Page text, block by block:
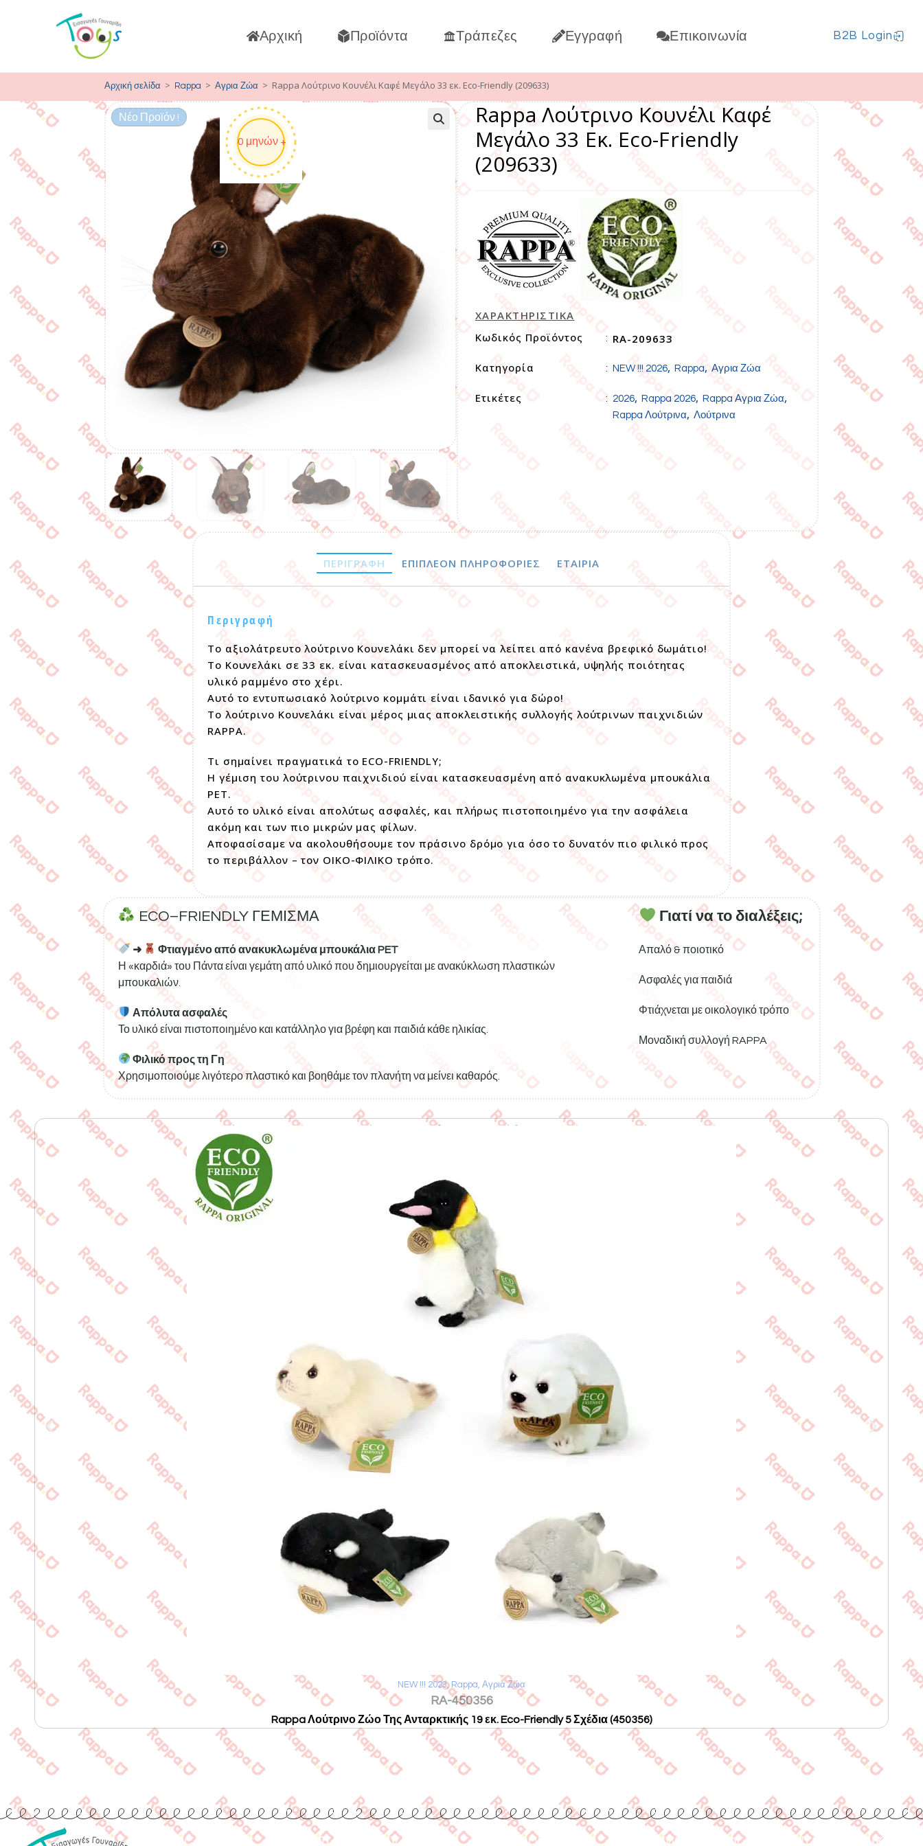
Αρχική Προϊόντα Τράπεζες Εγγραφή Επικοινωνία B2B Login
Αρχική σελίδα > Rappa > Αγρια Ζώα > Rappa Λούτρινο Κουνέλι Καφέ Μεγάλο 33 εκ. Eco-Friendly (209633)
0 μηνών +
Νέο Προϊόν !
Rappa Λούτρινο Κουνέλι Καφέ
Μεγάλο 33 Εκ. Eco-Friendly
(209633)
ΧΑΡΑΚΤΗΡΙΣΤΙΚΑ
Κωδικός Προϊόντος
: RA-209633
Κατηγορία : NEW !!! 2026, Rappa, Αγρια Ζώα
Ετικέτες : 2026, Rappa 2026, Rappa Αγρια Ζώα,
Rappa Λούτρινα, Λούτρινα
ΠΕΡΙΓΡΑΦΉ ΕΠΙΠΛΈΟΝ ΠΛΗΡΟΦΟΡΊΕΣ ΕΤΑΙΡΊΑ
Περιγραφή
Το αξιολάτρευτο λούτρινο Κουνελάκι δεν μπορεί να λείπει από κανένα βρεφικό δωμάτιο!
Το Κουνελάκι σε 33 εκ. είναι κατασκευασμένος από αποκλειστικά, υψηλής ποιότητας
υλικό ραμμένο στο χέρι.
Αυτό το εντυπωσιακό λούτρινο κομμάτι είναι ιδανικό για δώρο!
Το λούτρινο Κουνελάκι είναι μέρος μιας αποκλειστικής συλλογής λούτρινων παιχνιδιών
RAPPA.
Τι σημαίνει πραγματικά το ECO-FRIENDLY;
Η γέμιση του λούτρινου παιχνιδιού είναι κατασκευασμένη από ανακυκλωμένα μπουκάλια
PET.
Αυτό το υλικό είναι απολύτως ασφαλές, και πλήρως πιστοποιημένο για την ασφάλεια
ακόμη και των πιο μικρών μας φίλων.
Αποφασίσαμε να ακολουθήσουμε τον πράσινο δρόμο για όσο το δυνατόν πιο φιλικό προς
το περιβάλλον – τον ΟΙΚΟ-ΦΙΛΙΚΟ τρόπο.
ECO–FRIENDLY ΓΕΜΙΣΜΑ
➜
Φτιαγμένο από ανακυκλωμένα μπουκάλια PET
Η «καρδιά» του Πάντα είναι γεμάτη από υλικό που δημιουργείται με ανακύκλωση πλαστικών
μπουκαλιών.
Απόλυτα ασφαλές
Το υλικό είναι πιστοποιημένο και κατάλληλο για βρέφη και παιδιά κάθε ηλικίας.
Φιλικό προς τη Γη
Χρησιμοποιούμε λιγότερο πλαστικό και βοηθάμε τον πλανήτη να μείνει καθαρός.
Γιατί να το διαλέξεις;
Απαλό & ποιοτικό
Ασφαλές για παιδιά
Φτιάχνεται με οικολογικό τρόπο
Μοναδική συλλογή RAPPA
NEW !!! 2023, Rappa Αγρια Ζώα
RA-450356
Rappa Λούτρινο Ζώο Της Ανταρκτικής 19 εκ. Eco-Friendly 5 Σχέδια (450356)
Quick Links Επικοινωνία www.collecta.gr www.rappa.gr Αποκλειστικός